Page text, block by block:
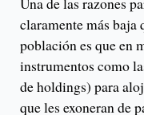
claramente más baja
población es que en
instrumentos como
de holdings) para
que les exoneran de